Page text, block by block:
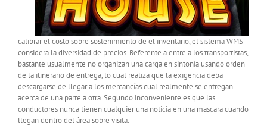
calibrar el costo sobre sostenimiento de el inventario, el sistema WMS
considera la diversidad de precios. Referente a entre a los transportistas,
bastante usualmente no organizan una carga en sintonía usando orden
de la itinerario de entrega, lo cual realiza que la exigencia deba
descargarse de llegar a los mercancías cual realmente se entregan
acerca de una parte a otra. Segundo inconveniente es que las
conductores nunca tienen cualquier una noticia en una mascara cuando
llegan dentro del área sobre visita.